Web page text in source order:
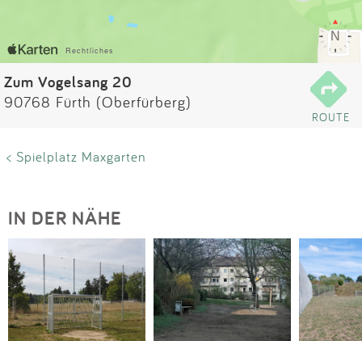
Anmelden
Zum Vogelsang 20
90768 Fürth (Oberfürberg)
ROUTE
< Spielplatz Maxgarten
IN DER NÄHE